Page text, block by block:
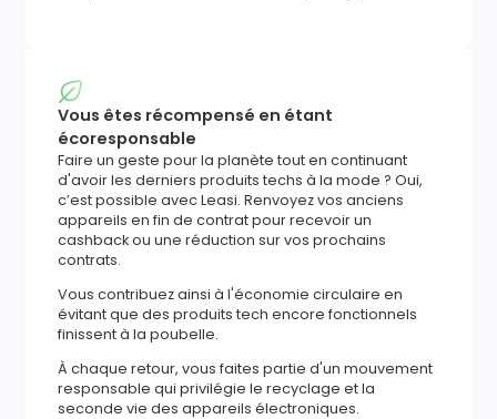
Vous êtes récompensé en étant
écoresponsable
Faire un geste pour la planète tout en continuant
d'avoir les derniers produits techs à la mode ? Oui,
c’est possible avec Leasi. Renvoyez vos anciens
appareils en fin de contrat pour recevoir un
cashback ou une réduction sur vos prochains
contrats.
Vous contribuez ainsi à l'économie circulaire en
évitant que des produits tech encore fonctionnels
finissent à la poubelle.
À chaque retour, vous faites partie d'un mouvement
responsable qui privilégie le recyclage et la
seconde vie des appareils électroniques.